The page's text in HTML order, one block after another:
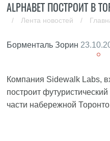
ALPHABET ПОСТРОИТ В
/ Лента новостей /
Борменталь Зорин
Компания Sidewalk Labs,
построит
части набережной